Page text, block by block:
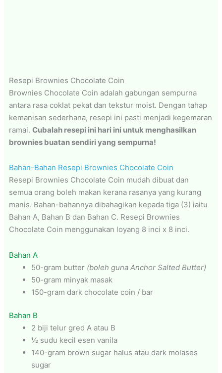
Resepi Brownies Chocolate Coin
Brownies Chocolate Coin adalah gabungan sempurna
antara rasa coklat pekat dan tekstur moist. Dengan tahap
kemanisan sederhana, resepi ini pasti menjadi kegemaran
ramai.Cubalah resepi ini hari ini untuk menghasilkan
brownies buatan sendiri yang sempurna!
Bahan-Bahan Resepi Brownies Chocolate Coin
Resepi Brownies Chocolate Coin mudah dibuat dan
semua orang boleh makan kerana rasanya yang kurang
manis. Bahan-bahannya dibahagikan kepada tiga (3) iaitu
Bahan A, Bahan B dan Bahan C. Resepi Brownies
Chocolate Coin menggunakan loyang 8 inci x 8 inci.
Bahan A
50-gram butter (boleh guna Anchor Salted Butter)
50-gram minyak masak
150-gram dark chocolate coin / bar
Bahan B
2 biji telur gred A atau B
½ sudu kecil esen vanila
140-gram brown sugar halus atau dark molases
sugar